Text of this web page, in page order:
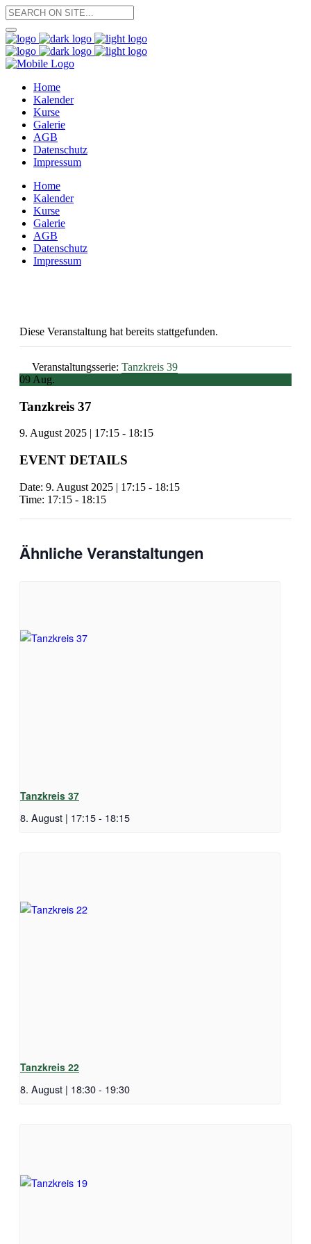
Home
Kalender
Kurse
Galerie
AGB
Datenschutz
Impressum
Home
Kalender
Kurse
Galerie
AGB
Datenschutz
Impressum
Diese Veranstaltung hat bereits stattgefunden.
Veranstaltungsserie: Tanzkreis 39
09 Aug.
Tanzkreis 37
9. August 2025 | 17:15 - 18:15
EVENT DETAILS
Date: 9. August 2025 | 17:15 - 18:15
Time: 17:15 - 18:15
Ähnliche Veranstaltungen
Tanzkreis 37
8. August | 17:15- 18:15
Tanzkreis 22
8. August | 18:30- 19:30